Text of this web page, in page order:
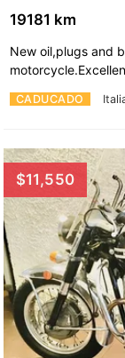
CADUCADO
19181 km
New oil,plugs and
$11,550